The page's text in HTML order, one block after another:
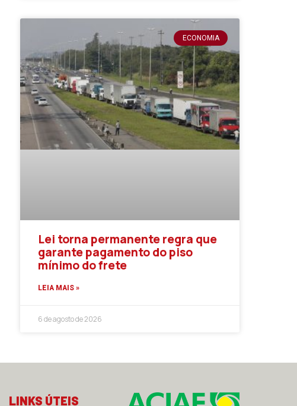
ECONOMIA
Lei torna permanente regra que
garante pagamento do piso
mínimo do frete
LEIA MAIS »
6 de agosto de 2026
LINKS ÚTEIS